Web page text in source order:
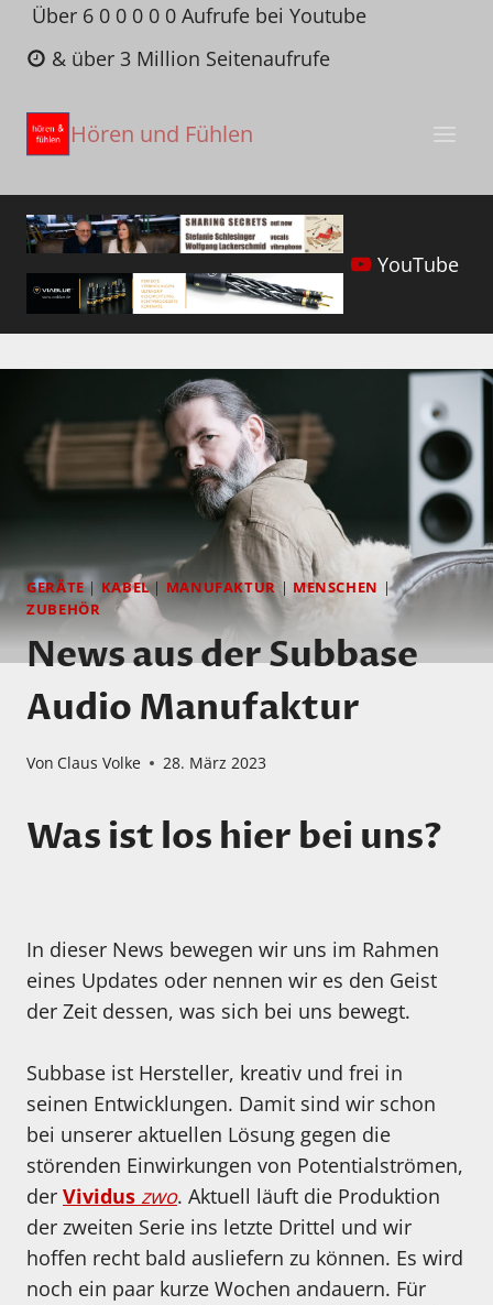
Zum
Inhalt
springen
Über 6 0 0 0 0 0 Aufrufe bei Youtube
& über 3 Million Seitenaufrufe
Hören und Fühlen
YouTube
GERÄTE| KABEL| MANUFAKTUR | MENSCHEN |
ZUBEHÖR
News aus der Subbase
Audio Manufaktur
Von Claus Volke 28. März 2023
Was ist los hier bei uns?
In dieser News bewegen wir uns im Rahmen
eines Updates oder nennen wir es den Geist
der Zeit dessen, was sich bei uns bewegt.
Subbase ist Hersteller, kreativ und frei in
seinen Entwicklungen. Damit sind wir schon
bei unserer aktuellen Lösung gegen die
störenden Einwirkungen von Potentialströmen,
der Vividus zwo. Aktuell läuft die Produktion
der zweiten Serie ins letzte Drittel und wir
hoffen recht bald ausliefern zu können. Es wird
noch ein paar kurze Wochen andauern. Für